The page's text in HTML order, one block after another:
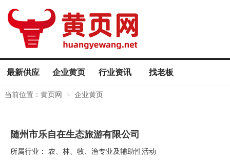
最新供应 企业黄页 行业资讯 找老板
当前位置： 黄页网 > 企业黄页
随州市乐自在生态旅游有限公司
所属行业： 农、林、牧、渔专业及辅助性活动